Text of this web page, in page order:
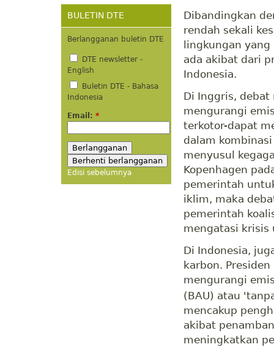
BULETIN DTE
Berlangganan buletin DTE
DTE newsletter -
English
Buletin DTE - Bahasa
Indonesia
Email: *
Edisi sebelumnya
Dibandingkan
rendah sekali
lingkungan
ada akibat dari
Indonesia.
Di Inggris,
mengurangi
terkotor-dapat
dalam
menyusul
Kopenhagen
pemerintah
iklim, maka
pemerintah
mengatasi krisis
Di Indonesia,
karbon.
mengurangi
(BAU) atau
mencakup
akibat
meningkatkan